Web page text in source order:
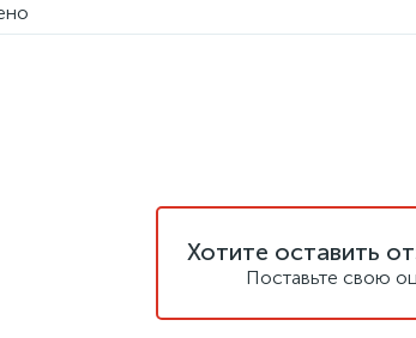
Хотите оставить
Поставьте свою